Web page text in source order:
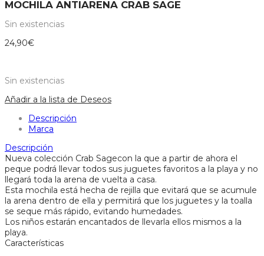
MOCHILA ANTIARENA CRAB SAGE
Sin existencias
24,90€
Sin existencias
Añadir a la lista de Deseos
Descripción
Marca
Descripción
Nueva colección Crab Sagecon la que a partir de ahora el
peque podrá llevar todos sus juguetes favoritos a la playa y no
llegará toda la arena de vuelta a casa.
Esta mochila está hecha de rejilla que evitará que se acumule
la arena dentro de ella y permitirá que los juguetes y la toalla
se seque más rápido, evitando humedades.
Los niños estarán encantados de llevarla ellos mismos a la
playa.
Características